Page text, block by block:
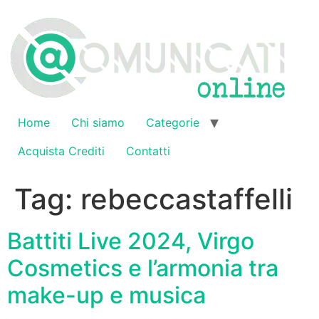
contenuto
Home Chi siamo
Categorie
Acquista Crediti
Contatti
Tag: rebeccastaffelli
Battiti Live 2024, Virgo
Cosmetics e l’armonia tra
make-up e musica